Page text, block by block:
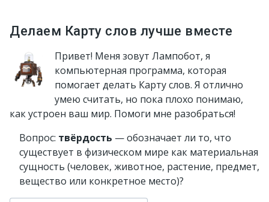
Делаем Карту слов лучше вместе
Привет! Меня зовут Лампобот, я
компьютерная программа, которая
помогает делать Карту слов. Я отлично
умею считать, но пока плохо понимаю,
как устроен ваш мир. Помоги мне разобраться!
Вопрос: твёрдость — обозначает ли то, что
существует в физическом мире как материальная
сущность (человек, животное, растение, предмет,
вещество или конкретное место)?